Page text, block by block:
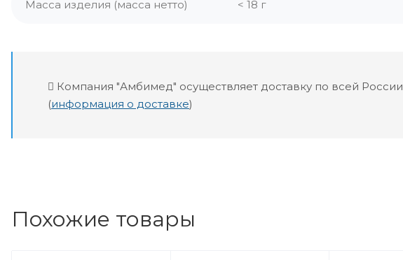
Масса изделия (масса нетто) < 18 г
Компания "Амбимед" осуществляет доставку по всей России
(информация о доставке)
Похожие товары